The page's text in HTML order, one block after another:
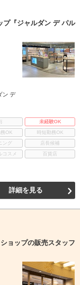
プ『ジャルダン デ パル
ン デ
未経験OK
OK
時短勤務OK
ング
店長候補
コスメ 百貨店
詳細を見る
ョップの販売スタッフ